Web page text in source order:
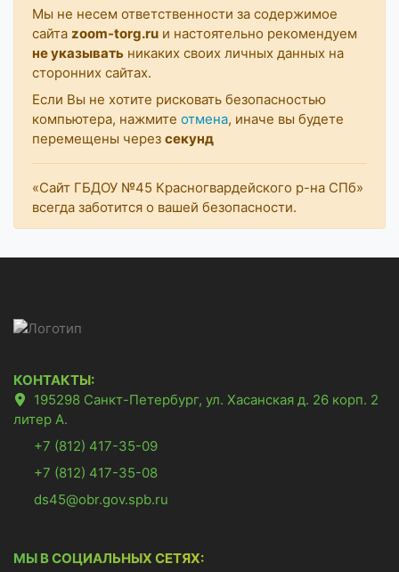
Мы не несем ответственности за содержимое
сайта zoom-torg.ru и настоятельно рекомендуем
не указывать никаких своих личных данных на
сторонних сайтах.
Если Вы не хотите рисковать безопасностью
компьютера, нажмите отмена, иначе вы будете
перемещены через секунд
«Сайт ГБДОУ №45 Красногвардейского р-на СПб»
всегда заботится о вашей безопасности.
КОНТАКТЫ:
195298 Санкт-Петербург, ул. Хасанская д. 26 корп. 2
литер А.
+7 (812) 417-35-09
+7 (812) 417-35-08
ds45@obr.gov.spb.ru
МЫ В СОЦИАЛЬНЫХ СЕТЯХ: